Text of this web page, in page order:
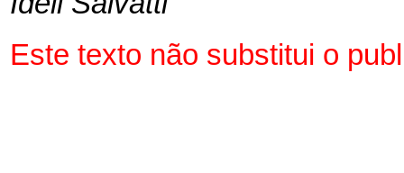
Este texto não substitui o